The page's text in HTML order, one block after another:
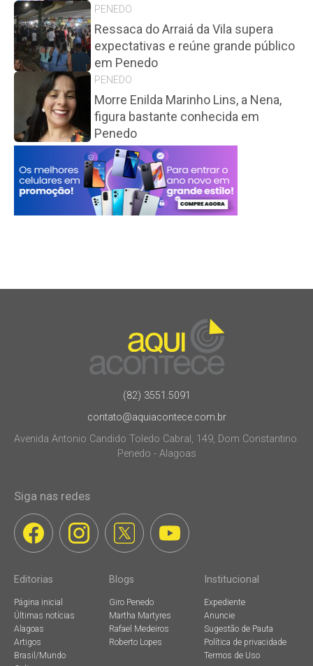
PENEDO
Ressaca do Arraiá da Vila supera
expectativas e reúne grande público
em Penedo
PENEDO
Morre Enilda Marinho Lins, a Nena,
figura bastante conhecida em
Penedo
(82) 3551.5091
contato@aquiacontece.com.br
Avenida Antonio Candido Toledo Cabral, 149, Dom Constantino.
Penedo - Alagoas
Siga nas redes
Editorias
Página inicial
Últimas notícias
Alagoas
Artigos
Brasil/Mundo
Blogs
Giro Penedo
Martha Martyres
Rafael Medeiros
Roberto Lopes
Institucional
Expediente
Anuncie
Sugestão de Pauta
Política de privacidade
Termos de Uso